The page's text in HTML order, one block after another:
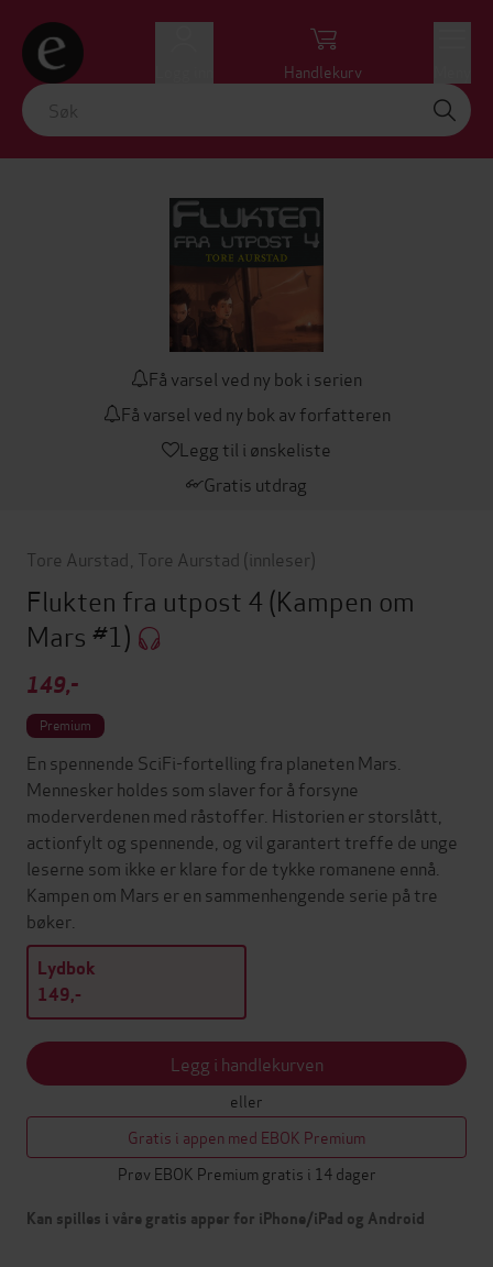
Handlekurv
Få varsel ved ny bok i serien
Få varsel ved ny bok av forfatteren
Legg til i ønskeliste
Gratis utdrag
Tore Aurstad Tore Aurstad (innleser)
Flukten fra utpost 4 (Kampen om
Mars #1)
149,-
Premium
En spennende SciFi-fortelling fra planeten Mars.
Mennesker holdes som slaver for å forsyne
moderverdenen med råstoffer. Historien er storslått,
actionfylt og spennende, og vil garantert treffe de unge
leserne som ikke er klare for de tykke romanene ennå.
Kampen om Mars er en sammenhengende serie på tre
bøker.
Lydbok
149,-
Legg i handlekurven
eller
Gratis i appen med EBOK Premium
Prøv EBOK Premium gratis i 14 dager
Kan spilles i våre gratis apper for iPhone/iPad og Android